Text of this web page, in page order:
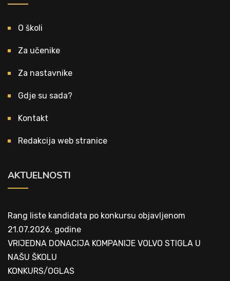
O školi
Za učenike
Za nastavnike
Gdje su sada?
Kontakt
Redakcija web stranice
AKTUELNOSTI
Rang liste kandidata po konkursu objavljenom
21.07.2026. godine
VRIJEDNA DONACIJA KOMPANIJE VOLVO STIGLA U
NAŠU ŠKOLU
KONKURS/OGLAS